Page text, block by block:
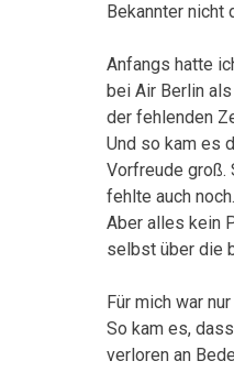
Bekannter nicht
Anfangs hatte
bei Air Berlin
der fehlenden
Und so kam es
Vorfreude groß.
fehlte auch noch.
Aber alles kein
selbst über die
Für mich war
So kam es,
verloren an